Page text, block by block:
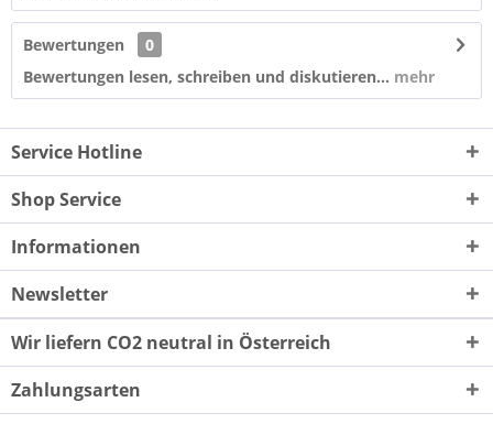
Bewertungen
0
Bewertungen lesen, schreiben und diskutieren... mehr
Service Hotline
Shop Service
Informationen
Newsletter
Wir liefern CO2 neutral in Österreich
Zahlungsarten